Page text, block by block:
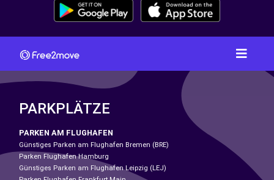
PARKPLÄTZE
PARKEN AM FLUGHAFEN
Günstiges Parken am Flughafen Bremen (BRE)
Parken Flughafen Hamburg
Günstiges Parken am Flughafen Leipzig (LEJ)